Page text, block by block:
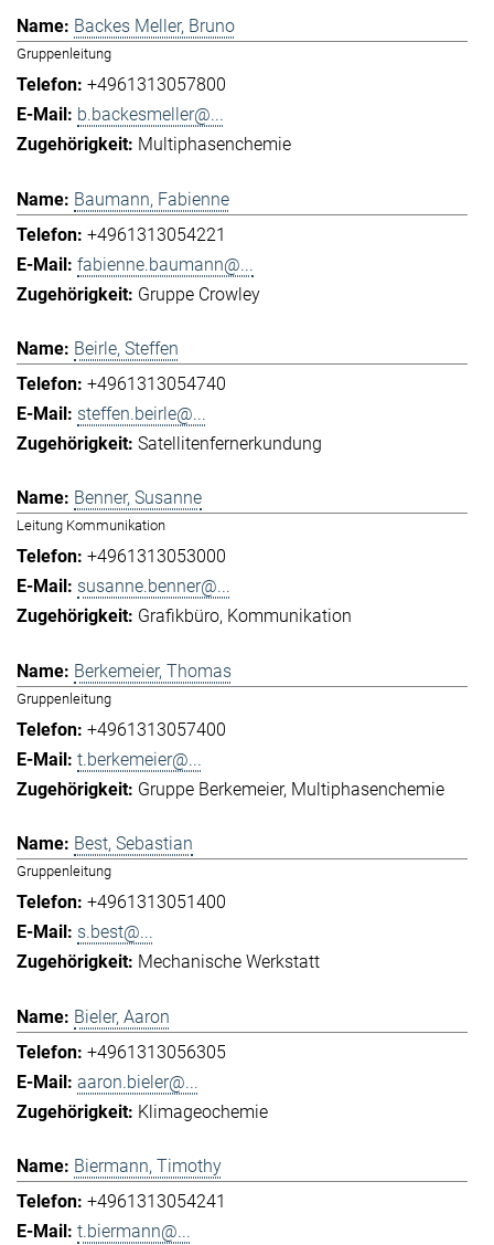
Backes Meller, Bruno
Gruppenleitung
+4961313057800
b.backesmeller@...
Multiphasenchemie
Baumann, Fabienne
+4961313054221
fabienne.baumann@...
Gruppe Crowley
Beirle, Steffen
+4961313054740
steffen.beirle@...
Satellitenfernerkundung
Benner, Susanne
Leitung Kommunikation
+4961313053000
susanne.benner@...
Grafikbüro Kommunikation
Berkemeier, Thomas
Gruppenleitung
+4961313057400
t.berkemeier@...
Gruppe Berkemeier Multiphasenchemie
Best, Sebastian
Gruppenleitung
+4961313051400
s.best@...
Mechanische Werkstatt
Bieler, Aaron
+4961313056305
aaron.bieler@...
Klimageochemie
Biermann, Timothy
+4961313054241
t.biermann@...